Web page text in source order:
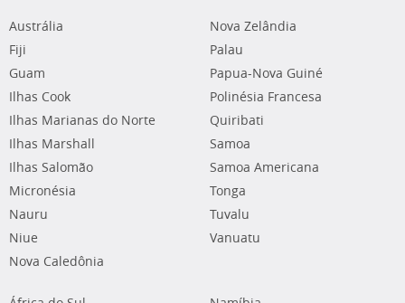
Austrália
Fiji
Guam
Ilhas Cook
Ilhas Marianas do Norte
Ilhas Marshall
Ilhas Salomão
Micronésia
Nauru
Niue
Nova Caledônia
Nova Zelândia
Palau
Papua-Nova Guiné
Polinésia Francesa
Quiribati
Samoa
Samoa Americana
Tonga
Tuvalu
Vanuatu